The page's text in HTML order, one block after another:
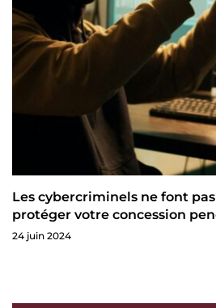
Les cybercriminels ne font
protéger votre concession
24 juin 2024